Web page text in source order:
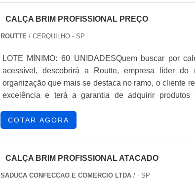
CALÇA BRIM PROFISSIONAL PREÇO
ROUTTE / CERQUILHO - SP
LOTE MÍNIMO: 60 UNIDADESQuem buscar por
acessível, descobrirá a Routte, empresa líder do
organização que mais se destaca no ramo, o cliente
excelência e terá a garantia de adquirir produtos
JUSTOQuem procura por calça brim profissional
com camisas de brim para uniformes e jaleco
melhor opção para o cliente final.Ainda focando
COTAR AGORA
CALÇA BRIM PROFISSIONAL ATACADO
SADUCA CONFECCAO E COMERCIO LTDA / - SP